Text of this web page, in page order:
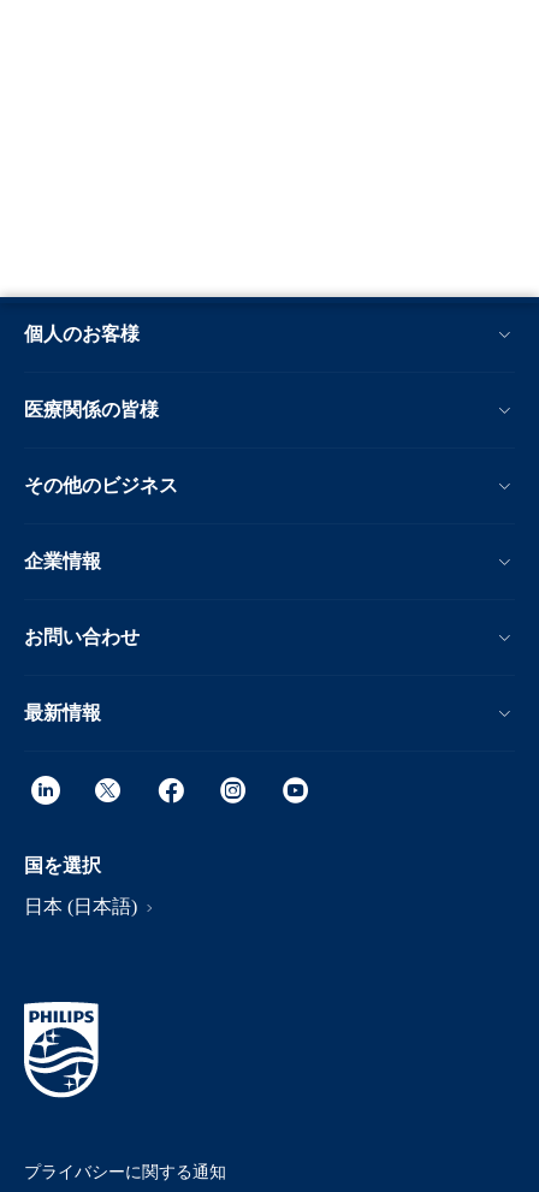
個人のお客様
医療関係の皆様
その他のビジネス
企業情報
お問い合わせ
最新情報
国を選択
日本 (日本語)
プライバシーに関する通知